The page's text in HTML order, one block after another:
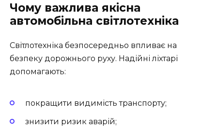
Чому важлива якісна
автомобільна світлотехніка
Світлотехніка безпосередньо впливає на
безпеку дорожнього руху. Надійні ліхтарі
допомагають:
покращити видимість транспорту;
знизити ризик аварій;